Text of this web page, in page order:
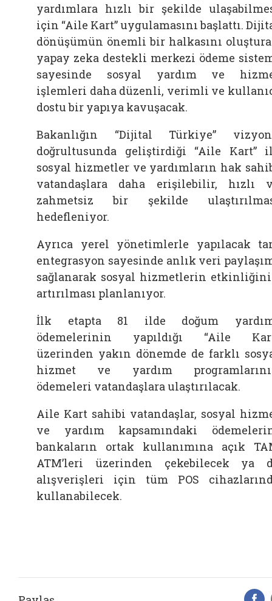
yardımlara hızlı bir şekilde
için “Aile Kart” uygulamasını başlattı.
dönüşümün önemli bir halkasını
yapay zeka destekli merkezi ödeme
sayesinde sosyal yardım ve
işlemleri daha düzenli, verimli ve
dostu bir yapıya kavuşacak.
Bakanlığın “Dijital Türkiye”
doğrultusunda geliştirdiği “Aile Kart”
sosyal hizmetler ve yardımların hak
vatandaşlara daha erişilebilir, hızlı
zahmetsiz bir şekilde
hedefleniyor.
Ayrıca yerel yönetimlerle yapılacak
entegrasyon sayesinde anlık veri
sağlanarak sosyal hizmetlerin
artırılması planlanıyor.
İlk etapta 81 ilde doğum
ödemelerinin yapıldığı “Aile
üzerinden yakın dönemde de farklı
hizmet ve yardım
ödemeleri vatandaşlara ulaştırılacak.
Aile Kart sahibi vatandaşlar, sosyal
ve yardım kapsamındaki
bankaların ortak kullanımına açık
ATM’leri üzerinden çekebilecek ya
alışverişleri için tüm POS
kullanabilecek.